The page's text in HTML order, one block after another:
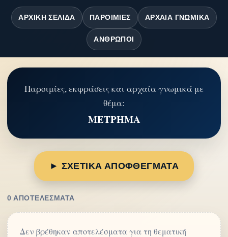
ΑΡΧΙΚΉ ΣΕΛΊΔΑ ΠΑΡΟΙΜΊΕΣ ΑΡΧΑΊΑ ΓΝΩΜΙΚΆ
ΆΝΘΡΩΠΟΙ
Παροιμίες, εκφράσεις και αρχαία γνωμικά με
θέμα:
ΜΕΤΡΗΜΑ
► ΣΧΕΤΙΚΑ ΑΠΟΦΘΕΓΜΑΤΑ
0 ΑΠΟΤΕΛΈΣΜΑΤΑ
Δεν βρέθηκαν αποτελέσματα για τη θεματική